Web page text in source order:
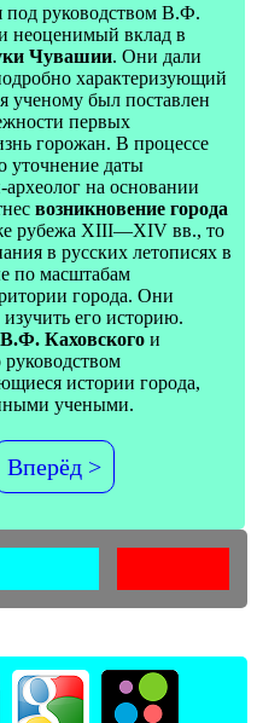
под руководством В.Ф.
неоценимый вклад в
Чувашии. Они дали
характеризующий
ученому был поставлен
первых
горожан. В процессе
уточнение даты
на основании
возникновение города
рубежа XIII—XIV вв., то
в русских летописях в
по масштабам
города. Они
его историю.
Каховского и
истории города,
учеными.
Вперёд >